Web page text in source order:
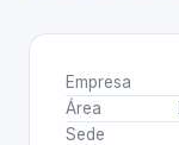
Empresa
Área
Sede